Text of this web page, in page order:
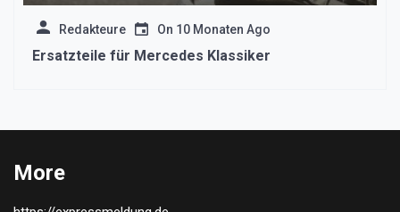
Redakteure On 10 Monaten Ago
Ersatzteile für Mercedes Klassiker
More